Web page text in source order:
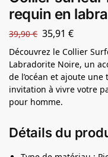
requin en
39,90€ 35,91 €
Découvrez le Collier
Labradorite Noire, un
de l’océan et ajoute
invitation à vivre votre
pour homme.
Détails du